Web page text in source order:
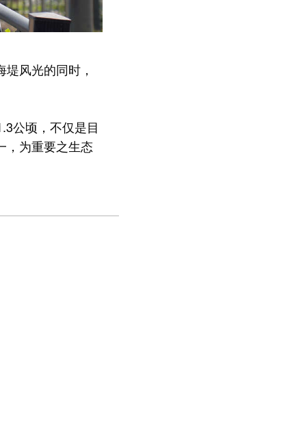
风光的同时，
公顷，不仅是目
，为重要之生态